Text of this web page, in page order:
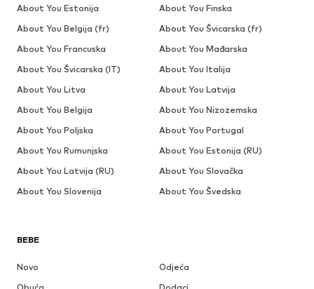
BEBE
Novo
Odjeća
About You Estonija
About You Finska
About You Belgija (fr)
About You Švicarska (fr)
About You Francuska
About You Mađarska
About You Švicarska (IT)
About You Italija
About You Litva
About You Latvija
About You Belgija
About You Nizozemska
About You Poljska
About You Portugal
About You Rumunjska
About You Estonija (RU)
About You Latvija (RU)
About You Slovačka
About You Slovenija
About You Švedska